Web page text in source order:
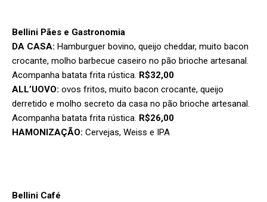
Bellini Pães e Gastronomia
DA CASA: Hamburguer bovino, queijo cheddar, muito bacon
crocante, molho barbecue caseiro no pão brioche artesanal.
Acompanha batata frita rústica. R$32,00
ALL’UOVO: ovos fritos, muito bacon crocante, queijo
derretido e molho secreto da casa no pão brioche artesanal.
Acompanha batata frita rústica. R$26,00
HAMONIZAÇÃO: Cervejas, Weiss e IPA
Bellini Café